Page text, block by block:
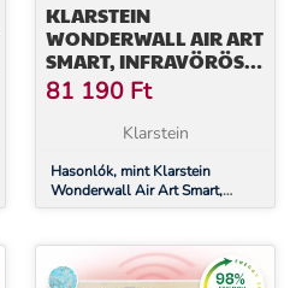
KLARSTEIN
WONDERWALL AIR ART
SMART, INFRAVÖRÖS
HŐSUGÁRZÓ, 120 X 60
CM, 700 W,
ALKALMAZÁS, KERTI
81 190 Ft
Klarstein
Hasonlók, mint Klarstein
Wonderwall Air Art Smart,
infravörös hősugárzó, 120 x 60
ösvény